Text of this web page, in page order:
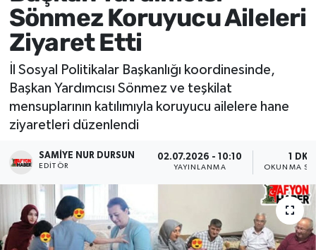
Sönmez Koruyucu Aileleri
Ziyaret Etti
İl Sosyal Politikalar Başkanlığı koordinesinde,
Başkan Yardımcısı Sönmez ve teşkilat
mensuplarının katılımıyla koruyucu ailelere hane
ziyaretleri düzenlendi
SAMIYE NUR DURSUN
EDITÖR
02.07.2026 - 10:10
YAYINLANMA
1 DK
OKUNMA
Eğitim
Ekonomi
Magazin
Etkinlikler